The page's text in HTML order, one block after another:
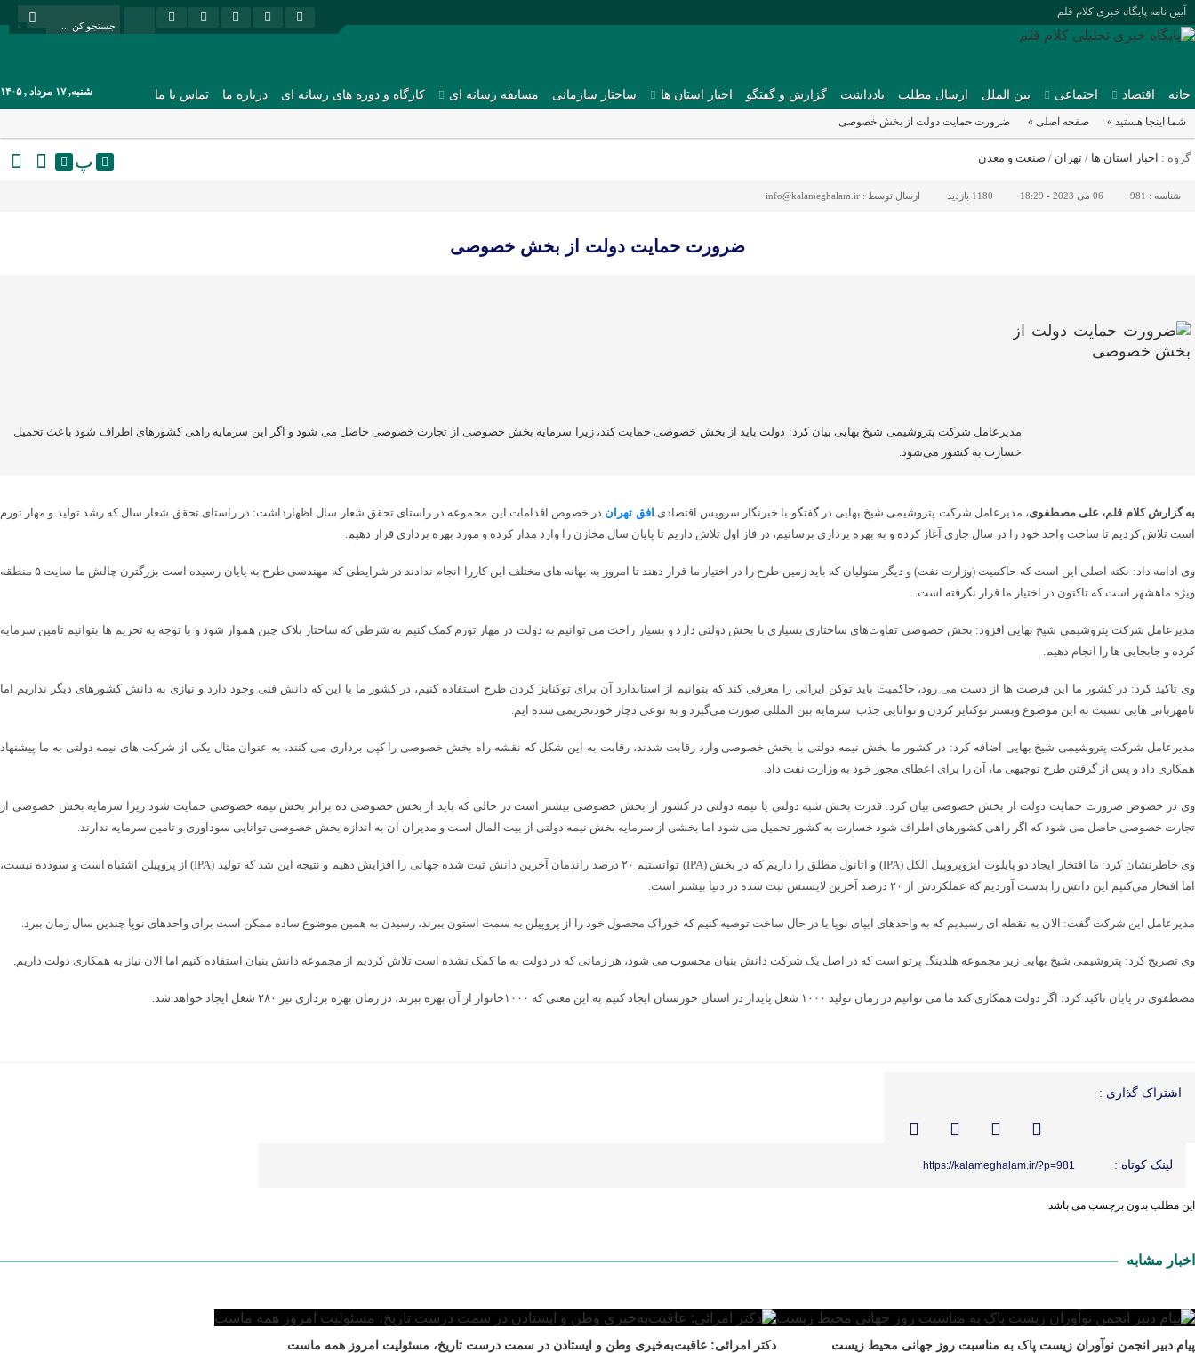
آیین نامه پایگاه خبری کلام قلم
خانه اقتصاد اجتماعی بین الملل ارسال مطلب یادداشت گزارش و گفتگو اخبار استان ها ساختار سازمانی مسابقه رسانه ای کارگاه و دوره های رسانه ای درباره ما تماس با ما شنبه, ۱۷ مرداد , ۱۴۰۵
شما اینجا هستید » صفحه اصلی » ضرورت حمایت دولت از بخش خصوصی
گروه : اخبار استان ها / تهران / صنعت و معدن پ
شناسه : 981 06 می 2023 - 18:29 1180 بازدید ارسال توسط : info@kalameghalam.ir
ضرورت حمایت دولت از بخش خصوصی
مدیرعامل شرکت پتروشیمی شیخ بهایی بیان کرد: دولت باید از بخش خصوصی حمایت کند، زیرا سرمایه بخش خصوصی از تجارت خصوصی حاصل می شود و اگر این سرمایه راهی کشورهای اطراف شود باعث تحمیل
خسارت به کشور می‌شود.
به گزارش کلام قلم، علی مصطفوی، مدیرعامل شرکت پتروشیمی شیخ بهایی در گفتگو با خبرنگار سرویس اقتصادی افق تهران در خصوص اقدامات این مجموعه در راستای تحقق شعار سال اظهارداشت: در راستای تحقق شعار سال که رشد تولید و مهار تورم
است تلاش کردیم تا ساخت واحد خود را در سال جاری آغاز کرده و به بهره برداری برسانیم، در فاز اول تلاش داریم تا پایان سال مخازن را وارد مدار کرده و مورد بهره برداری قرار دهیم.
وی ادامه داد: نکته اصلی این است که حاکمیت (وزارت نفت) و دیگر متولیان که باید زمین طرح را در اختیار ما قرار دهند تا امروز به بهانه های مختلف این کاررا انجام ندادند در شرایطی که مهندسی طرح به پایان رسیده است بزرگترن چالش ما سایت ۵ منطقه
ویژه ماهشهر است که تاکنون در اختیار ما قرار نگرفته است.
مدیرعامل شرکت پتروشیمی شیخ بهایی افزود: بخش خصوصی تفاوت‌های ساختاری بسیاری با بخش دولتی دارد و بسیار راحت می توانیم به دولت در مهار تورم کمک کنیم به شرطی که ساختار بلاک چین هموار شود و با توجه به تحریم ها بتوانیم تامین سرمایه
کرده و جابجایی ها را انجام دهیم.
وی تاکید کرد: در کشور ما این فرصت ها از دست می رود، حاکمیت باید توکن ایرانی را معرفی کند که بتوانیم از استاندارد آن برای توکنایز کردن طرح استفاده کنیم، در کشور ما با این که دانش فنی وجود دارد و نیازی به دانش کشورهای دیگر نداریم اما
نامهربانی هایی نسبت به این موضوع وبستر توکنایز کردن و توانایی جذب سرمایه بین المللی صورت می‌گیرد و به نوعی دچار خودتحریمی شده ایم.
مدیرعامل شرکت پتروشیمی شیخ بهایی اضافه کرد: در کشور ما بخش نیمه دولتی با بخش خصوصی وارد رقابت شدند، رقابت به این شکل که نقشه راه بخش خصوصی را کپی برداری می کنند، به عنوان مثال یکی از شرکت های نیمه دولتی به ما پیشنهاد
همکاری داد و پس از گرفتن طرح توجیهی ما، آن را برای اعطای مجوز خود به وزارت نفت داد.
وی در خصوص ضرورت حمایت دولت از بخش خصوصی بیان کرد: قدرت بخش شبه دولتی یا نیمه دولتی در کشور از بخش خصوصی بیشتر است در حالی که باید از بخش خصوصی ده برابر بخش نیمه خصوصی حمایت شود زیرا سرمایه بخش خصوصی از
تجارت خصوصی حاصل می شود که اگر راهی کشورهای اطراف شود خسارت به کشور تحمیل می شود اما بخشی از سرمایه بخش نیمه دولتی از بیت المال است و مدیران آن به اندازه بخش خصوصی توانایی سودآوری و تامین سرمایه ندارند.
وی خاطرنشان کرد: ما افتخار ایجاد دو پایلوت ایزوپروپیل الکل (IPA) و اتانول مطلق را داریم که در بخش (IPA) توانستیم ۲۰ درصد راندمان آخرین دانش ثبت شده جهانی را افزایش دهیم و نتیجه این شد که تولید (IPA) از پروپیلن اشتباه است و سودده نیست،
اما افتخار می‌کنیم این دانش را بدست آوردیم که عملکردش از ۲۰ درصد آخرین لایسنس ثبت شده در دنیا بیشتر است.
مدیرعامل این شرکت گفت: الان به نقطه ای رسیدیم که به واحدهای آیپای نوپا یا در حال ساخت توصیه کنیم که خوراک محصول خود را از پروپیلن به سمت استون ببرند، رسیدن به همین موضوع ساده ممکن است برای واحدهای نوپا چندین سال زمان ببرد.
وی تصریح کرد: پتروشیمی شیخ بهایی زیر مجموعه هلدینگ پرتو است که در اصل یک شرکت دانش بنیان محسوب می شود، هر زمانی که در دولت به ما کمک نشده است تلاش کردیم از مجموعه دانش بنیان استفاده کنیم اما الان نیاز به همکاری دولت داریم.
مصطفوی در پایان تاکید کرد: اگر دولت همکاری کند ما می توانیم در زمان تولید ۱۰۰۰ شغل پایدار در استان خوزستان ایجاد کنیم به این معنی که ۱۰۰۰خانوار از آن بهره ببرند، در زمان بهره برداری نیز ۲۸۰ شغل ایجاد خواهد شد.
اشتراک گذاری :
لینک کوتاه : https://kalameghalam.ir/?p=981
این مطلب بدون برچسب می باشد.
اخبار مشابه
پیام دبیر انجمن نوآوران زیست پاک به مناسبت روز جهانی محیط زیست دکتر امرائی: عاقبت‌به‌خیری وطن و ایستادن در سمت درست تاریخ، مسئولیت امروز همه ماست